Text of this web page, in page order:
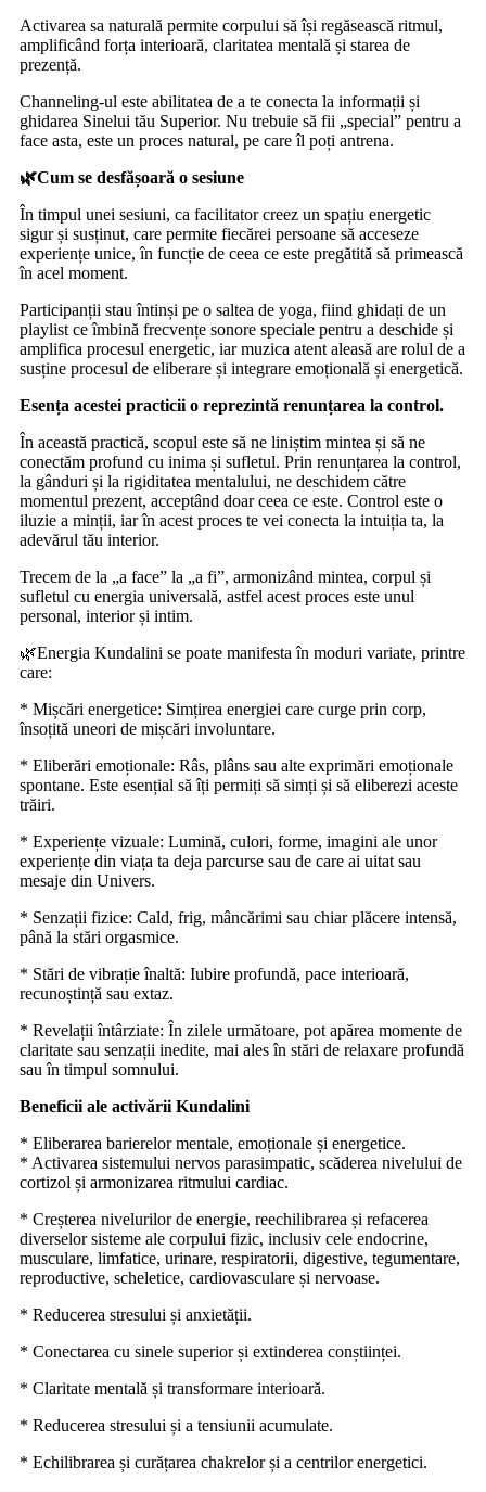
Activarea sa naturală permite corpului să își regăsească ritmul,
amplificând forța interioară, claritatea mentală și starea de
prezență.
Channeling-ul este abilitatea de a te conecta la informații și
ghidarea Sinelui tău Superior. Nu trebuie să fii „special” pentru a
face asta, este un proces natural, pe care îl poți antrena.
🌿Cum se desfășoară o sesiune
În timpul unei sesiuni, ca facilitator creez un spațiu energetic
sigur și susținut, care permite fiecărei persoane să acceseze
experiențe unice, în funcție de ceea ce este pregătită să primească
în acel moment.
Participanții stau întinși pe o saltea de yoga, fiind ghidați de un
playlist ce îmbină frecvențe sonore speciale pentru a deschide și
amplifica procesul energetic, iar muzica atent aleasă are rolul de a
susține procesul de eliberare și integrare emoțională și energetică.
Esența acestei practicii o reprezintă renunțarea la control.
În această practică, scopul este să ne liniștim mintea și să ne
conectăm profund cu inima și sufletul. Prin renunțarea la control,
la gânduri și la rigiditatea mentalului, ne deschidem către
momentul prezent, acceptând doar ceea ce este. Control este o
iluzie a minții, iar în acest proces te vei conecta la intuiția ta, la
adevărul tău interior.
Trecem de la „a face” la „a fi”, armonizând mintea, corpul și
sufletul cu energia universală, astfel acest proces este unul
personal, interior și intim.
🌿Energia Kundalini se poate manifesta în moduri variate, printre
care:
* Mișcări energetice: Simțirea energiei care curge prin corp,
însoțită uneori de mișcări involuntare.
* Eliberări emoționale: Râs, plâns sau alte exprimări emoționale
spontane. Este esențial să îți permiți să simți și să eliberezi aceste
trăiri.
* Experiențe vizuale: Lumină, culori, forme, imagini ale unor
experiențe din viața ta deja parcurse sau de care ai uitat sau
mesaje din Univers.
* Senzații fizice: Cald, frig, mâncărimi sau chiar plăcere intensă,
până la stări orgasmice.
* Stări de vibrație înaltă: Iubire profundă, pace interioară,
recunoștință sau extaz.
* Revelații întârziate: În zilele următoare, pot apărea momente de
claritate sau senzații inedite, mai ales în stări de relaxare profundă
sau în timpul somnului.
Beneficii ale activării Kundalini
* Eliberarea barierelor mentale, emoționale și energetice.
* ⁠Activarea sistemului nervos parasimpatic, scăderea nivelului de
cortizol și armonizarea ritmului cardiac.
* Creșterea nivelurilor de energie, reechilibrarea și refacerea
diverselor sisteme ale corpului fizic, inclusiv cele endocrine,
musculare, limfatice, urinare, respiratorii, digestive, tegumentare,
reproductive, scheletice, cardiovasculare și nervoase.
* Reducerea stresului și anxietății.
* Conectarea cu sinele superior și extinderea conștiinței.
* Claritate mentală și transformare interioară.
* Reducerea stresului și a tensiunii acumulate.
* Echilibrarea și curățarea chakrelor și a centrilor energetici.